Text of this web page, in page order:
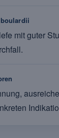
mit guter